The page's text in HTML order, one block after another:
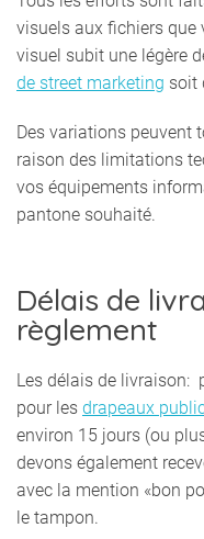
visuels aux fichiers que
visuel subit une légère
de street marketing soit
Des variations peuvent
raison des limitations
vos équipements
pantone souhaité.
Délais de
règlement
Les délais de livraison:
pour les drapeaux
environ 15 jours (ou
devons également
avec la mention «bon
le tampon.